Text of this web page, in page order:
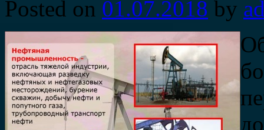
Posted on 01.07.2018 by